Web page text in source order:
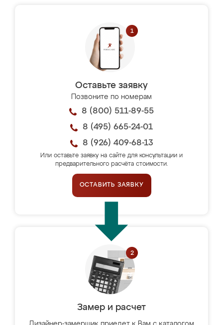
Оставьте заявку
Позвоните по номерам
8 (800) 511-89-55
8 (495) 665-24-01
8 (926) 409-68-13
Или оставьте заявку на сайте для консультации и
предварительного расчёта стоимости.
ОСТАВИТЬ ЗАЯВКУ
Замер и расчет